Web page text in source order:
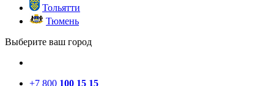
Тольятти
Тюмень
Выберите ваш город
+7 800 100 15 15